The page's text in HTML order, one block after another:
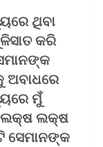
ଥିବା
କରି
ଅବାଧରେ
ମୁଁ
ଲକ୍ଷ ଲକ୍ଷ
ସେମାନଙ୍କ